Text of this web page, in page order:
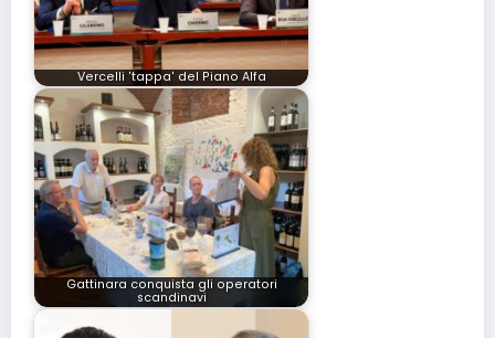
Vercelli 'tappa' del Piano Alfa
Gattinara conquista gli operatori
scandinavi